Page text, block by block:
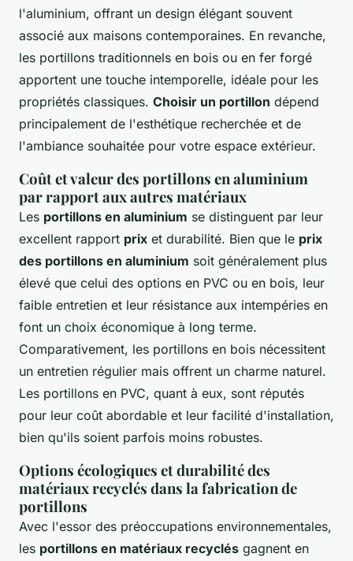
l'aluminium, offrant un design élégant souvent
associé aux maisons contemporaines. En revanche,
les portillons traditionnels en bois ou en fer forgé
apportent une touche intemporelle, idéale pour les
propriétés classiques. Choisir un portillon dépend
principalement de l'esthétique recherchée et de
l'ambiance souhaitée pour votre espace extérieur.
Coût et valeur des portillons en aluminium
par rapport aux autres matériaux
Les portillons en aluminium se distinguent par leur
excellent rapport prix et durabilité. Bien que le prix
des portillons en aluminium soit généralement plus
élevé que celui des options en PVC ou en bois, leur
faible entretien et leur résistance aux intempéries en
font un choix économique à long terme.
Comparativement, les portillons en bois nécessitent
un entretien régulier mais offrent un charme naturel.
Les portillons en PVC, quant à eux, sont réputés
pour leur coût abordable et leur facilité d'installation,
bien qu'ils soient parfois moins robustes.
Options écologiques et durabilité des
matériaux recyclés dans la fabrication de
portillons
Avec l'essor des préoccupations environnementales,
les portillons en matériaux recyclés gagnent en